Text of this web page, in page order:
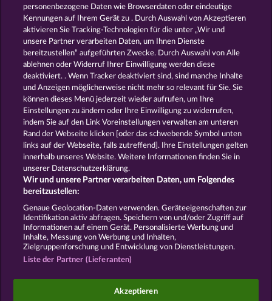
Mighty 40 Royal Seven
100 Flaring Fruits Blazing Star
AGB Datenschutz und Cookie Richtlinien
Impressum
Widerruf einreichen
Social Casino Spiele dienen der reinen Unterhaltung
personenbezogene Daten wie Browserdaten oder eindeutige
Kennungen auf Ihrem Gerät zu . Durch Auswahl von Akzeptieren
aktivieren Sie Tracking-Technologien für die unter „Wir und
unsere Partner verarbeiten Daten, um Ihnen Dienste
bereitzustellen“ aufgeführten Zwecke. Durch Auswahl von Alle
ablehnen oder Widerruf Ihrer Einwilligung werden diese
deaktiviert. . Wenn Tracker deaktiviert sind, sind manche Inhalte
und Anzeigen möglicherweise nicht mehr so ​​relevant für Sie. Sie
können dieses Menü jederzeit wieder aufrufen, um Ihre
Einstellungen zu ändern oder Ihre Einwilligung zu widerrufen,
indem Sie auf den Link Voreinstellungen verwalten am unteren
Rand der Webseite klicken [oder das schwebende Symbol unten
links auf der Webseite, falls zutreffend]. Ihre Einstellungen gelten
innerhalb unseres Website. Weitere Informationen finden Sie in
unserer Datenschutzerklärung.
Wir und unsere Partner verarbeiten Daten, um Folgendes
bereitzustellen:
Genaue Geolocation-Daten verwenden. Geräteeigenschaften zur
Identifikation aktiv abfragen. Speichern von und/oder Zugriff auf
Informationen auf einem Gerät. Personalisierte Werbung und
Inhalte, Messung von Werbung und Inhalten,
Zielgruppenforschung und Entwicklung von Dienstleistungen.
Liste der Partner (Lieferanten)
Akzeptieren